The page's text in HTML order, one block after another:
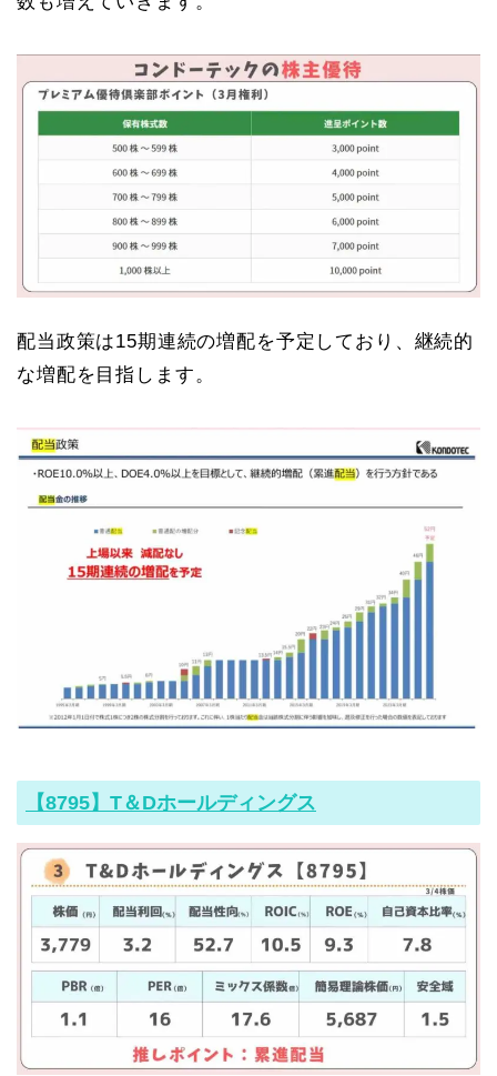
配当政策は15期連続の増配を予定しており、継続的
な増配を目指します。
【8795】T＆Dホールディングス